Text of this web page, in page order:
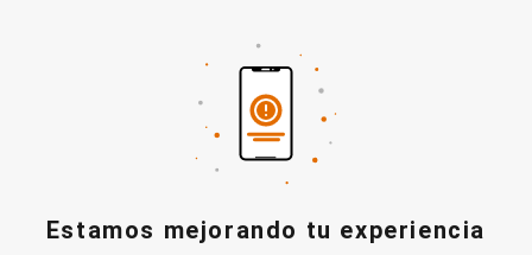
Estamos mejorando tu experiencia